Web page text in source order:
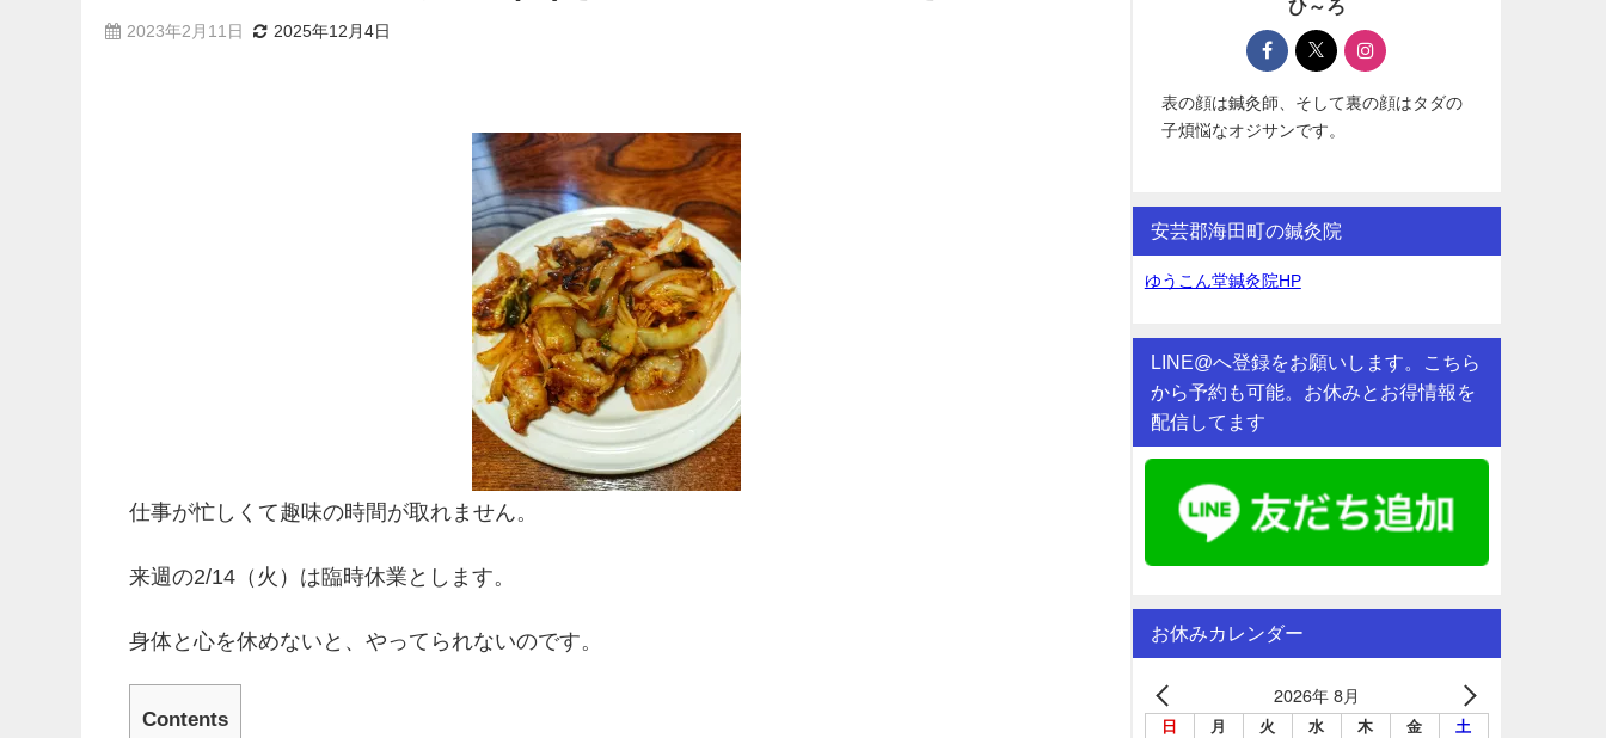
2023年2月11日 2025年12月4日
仕事が忙しくて趣味の時間が取れません。
来週の2/14（火）は臨時休業とします。
身体と心を休めないと、やってられないのです。
Contents
ひ～ろ
表の顔は鍼灸師、そして裏の顔はタダの
子煩悩なオジサンです。
安芸郡海田町の鍼灸院
ゆうこん堂鍼灸院HP
LINE@へ登録をお願いします。こちら
から予約も可能。お休みとお得情報を
配信してます
お休みカレンダー
2026年 8月
日 月 火 水 木 金 土